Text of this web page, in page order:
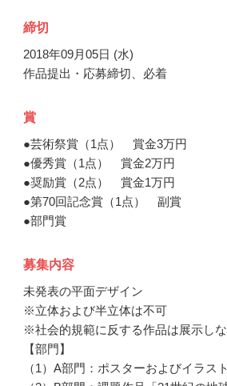
締切
2018年09月05日 (水)
作品提出・応募締切、必着
賞
●芸術祭賞（1点） 賞金3万円
●優秀賞（1点） 賞金2万円
●奨励賞（2点） 賞金1万円
●第70回記念賞（1点） 副賞
●部門賞
募集内容
未発表の平面デザイン
※立体および半立体は不可
※社会的規範に反する作品は展示し
【部門】
（1）A部門：ポスターおよびイラス